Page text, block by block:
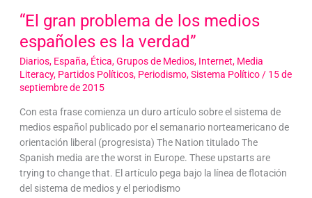
“El gran problema de los medios
españoles es la verdad”
Diarios, España, Ética,Grupos de Medios, Internet, Media
Literacy, Partidos Políticos, Periodismo,Sistema Político/ 15 de
septiembre de 2015
Con esta frase comienza un duro artículo sobre el sistema de
medios español publicado por el semanario norteamericano de
orientación liberal (progresista) The Nation titulado The
Spanish media are the worst in Europe. These upstarts are
trying to change that. El artículo pega bajo la línea de flotación
del sistema de medios y el periodismo